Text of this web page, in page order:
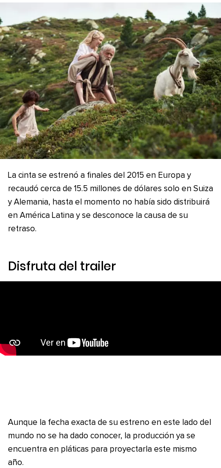
La cinta se estrenó a finales del 2015 en Europa y
recaudó cerca de 15.5 millones de dólares solo en Suiza
y Alemania, hasta el momento no había sido distribuirá
en América Latina y se desconoce la causa de su
retraso.
Disfruta del trailer
Aunque la fecha exacta de su estreno en este lado del
mundo no se ha dado conocer, la producción ya se
encuentra en pláticas para proyectarla este mismo
año.